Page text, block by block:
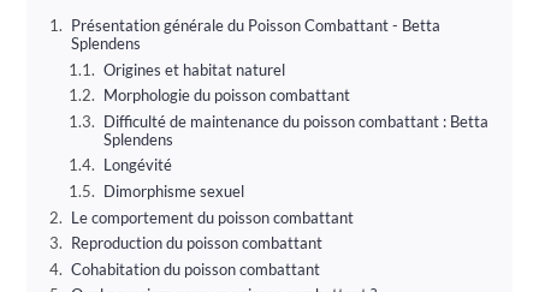
Présentation générale du Poisson Combattant - Betta
Splendens
Origines et habitat naturel
Morphologie du poisson combattant
Difficulté de maintenance du poisson combattant : Betta
Splendens
Longévité
Dimorphisme sexuel
Le comportement du poisson combattant
Reproduction du poisson combattant
Cohabitation du poisson combattant